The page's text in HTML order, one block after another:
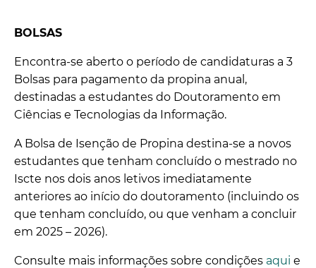
BOLSAS
Encontra-se aberto o período de candidaturas a 3
Bolsas para pagamento da propina anual,
destinadas a estudantes do Doutoramento em
Ciências e Tecnologias da Informação.
A Bolsa de Isenção de Propina destina-se a novos
estudantes que tenham concluído o mestrado no
Iscte nos dois anos letivos imediatamente
anteriores ao início do doutoramento (incluindo os
que tenham concluído, ou que venham a concluir
em 2025 – 2026).
Consulte mais informações sobre condições aqui e